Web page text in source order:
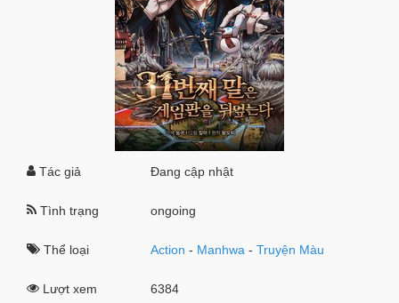
Tác giả Đang cập nhật
Tình trạng ongoing
Thể loại Action - Manhwa -Truyện Màu
Lượt xem 6384